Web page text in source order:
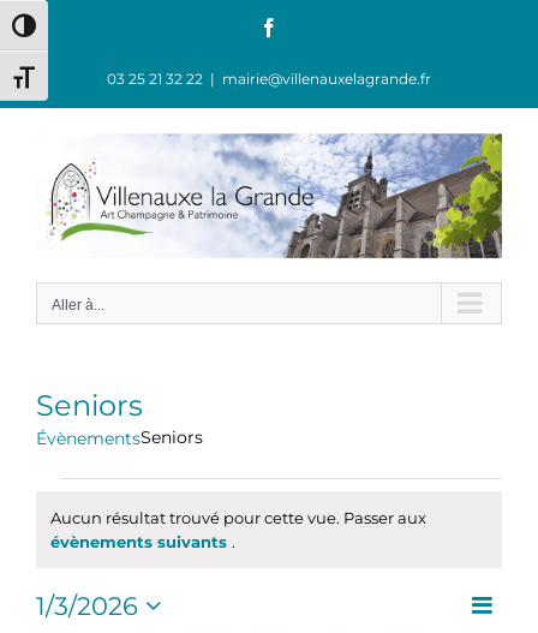
Passer en contraste élevé
Changer la taille de la police
Passer
au
03 25 21 32 22 | mairie@villenauxelagrande.fr
Aller à...
Seniors
ÉvènementsSeniors
Notice
Aucun résultat trouvé pour cette vue. Passer aux
évènements suivants .
Mois
1/3/2026